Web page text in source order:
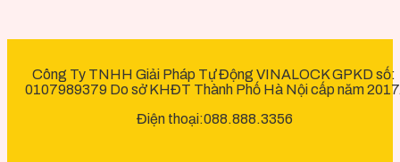
Công Ty TNHH Giải Pháp Tự Động VINALOCK GPKD số:
0107989379 Do sở KHĐT Thành Phố Hà Nội cấp năm
Điện thoại:088.888.3356